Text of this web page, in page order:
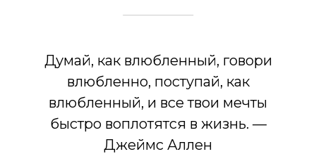
Думай, как влюбленный, говори
влюбленно, поступай, как
влюбленный, и все твои мечты
быстро воплотятся в жизнь. —
Джеймс Аллен